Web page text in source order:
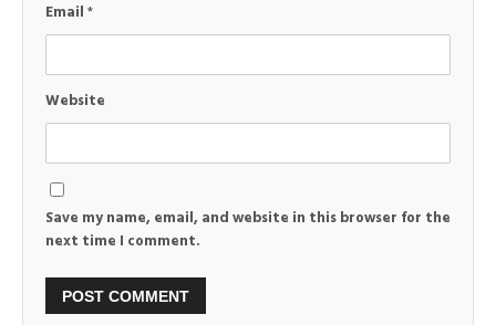
Email*
Website
Save my name, email, and website in this browser for the
next time I comment.